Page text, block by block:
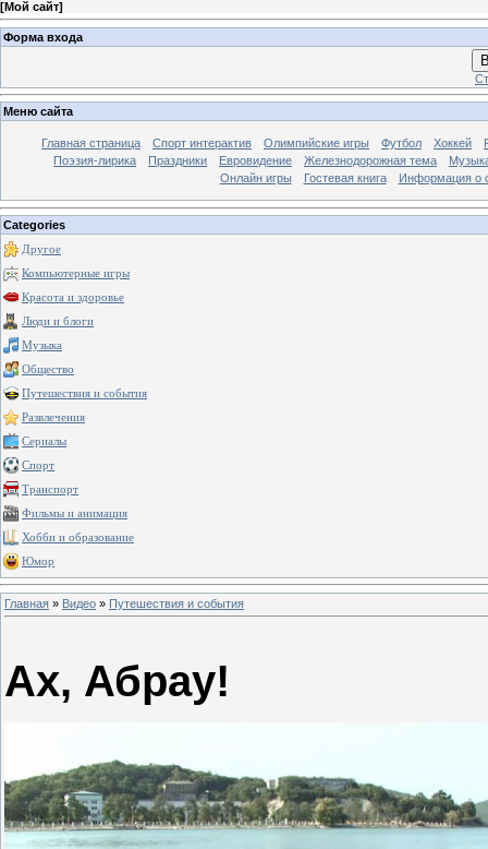
[Мой сайт]
Форма входа
Меню сайта
Главная страница Спорт интерактив Олимпийские игры Футбол Хоккей
Поэзия-лирика
Праздники Евровидение Железнодорожная тема
Онлайн игры
Гостевая книга Информация о
Categories
Другое
Компьютерные игры
Красота и здоровье
Люди и блоги
Музыка
Общество
Путешествия и события
Развлечения
Сериалы
Спорт
Транспорт
Фильмы и анимация
Хобби и образование
Юмор
Главная » Видео » Путешествия и события
Ах, Абрау!